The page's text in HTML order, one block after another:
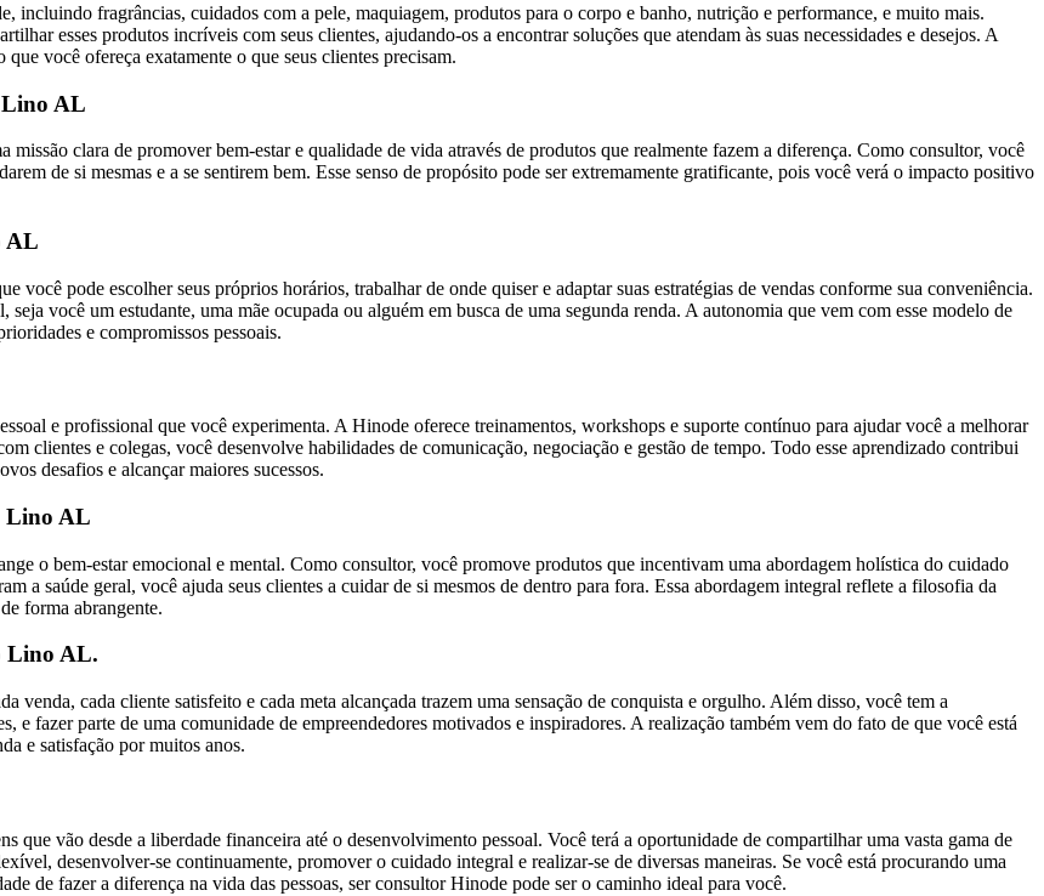
incluindo fragrâncias, cuidados com a pele, maquiagem, produtos para o corpo e banho, nutrição e performance, e muito mais.
esses produtos incríveis com seus clientes, ajudando-os a encontrar soluções que atendam às suas necessidades e desejos. A
você ofereça exatamente o que seus clientes precisam.
Lino AL
clara de promover bem-estar e qualidade de vida através de produtos que realmente fazem a diferença. Como consultor, você
de si mesmas e a se sentirem bem. Esse senso de propósito pode ser extremamente gratificante, pois você verá o impacto positivo
AL
pode escolher seus próprios horários, trabalhar de onde quiser e adaptar suas estratégias de vendas conforme sua conveniência.
você um estudante, uma mãe ocupada ou alguém em busca de uma segunda renda. A autonomia que vem com esse modelo de
e compromissos pessoais.
e profissional que você experimenta. A Hinode oferece treinamentos, workshops e suporte contínuo para ajudar você a melhorar
clientes e colegas, você desenvolve habilidades de comunicação, negociação e gestão de tempo. Todo esse aprendizado contribui
desafios e alcançar maiores sucessos.
Lino AL
o bem-estar emocional e mental. Como consultor, você promove produtos que incentivam uma abordagem holística do cuidado
a saúde geral, você ajuda seus clientes a cuidar de si mesmos de dentro para fora. Essa abordagem integral reflete a filosofia da
forma abrangente.
Lino AL.
venda, cada cliente satisfeito e cada meta alcançada trazem uma sensação de conquista e orgulho. Além disso, você tem a
e fazer parte de uma comunidade de empreendedores motivados e inspiradores. A realização também vem do fato de que você está
e satisfação por muitos anos.
vão desde a liberdade financeira até o desenvolvimento pessoal. Você terá a oportunidade de compartilhar uma vasta gama de
desenvolver-se continuamente, promover o cuidado integral e realizar-se de diversas maneiras. Se você está procurando uma
de fazer a diferença na vida das pessoas, ser consultor Hinode pode ser o caminho ideal para você.